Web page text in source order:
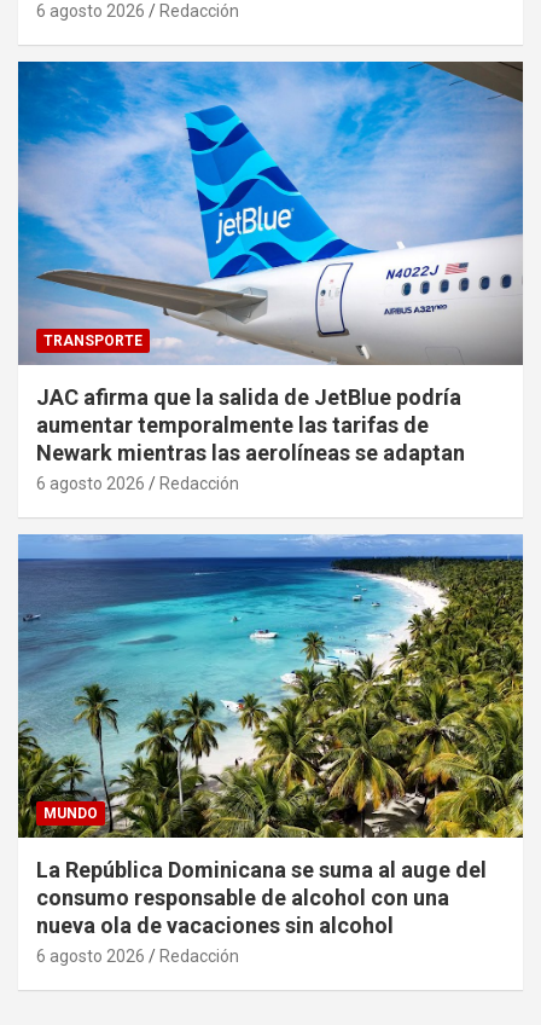
6 agosto 2026 Redacción
TRANSPORTE
JAC afirma que la salida de JetBlue podría
aumentar temporalmente las tarifas de
Newark mientras las aerolíneas se adaptan
6 agosto 2026 Redacción
MUNDO
La República Dominicana se suma al auge del
consumo responsable de alcohol con una
nueva ola de vacaciones sin alcohol
6 agosto 2026 Redacción